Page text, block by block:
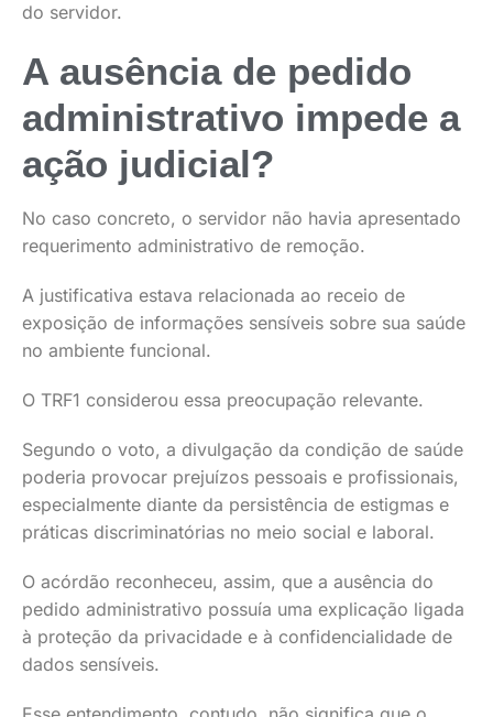
do servidor.
A ausência de pedido
administrativo impede a
ação judicial?
No caso concreto, o servidor não havia apresentado
requerimento administrativo de remoção.
A justificativa estava relacionada ao receio de
exposição de informações sensíveis sobre sua saúde
no ambiente funcional.
O TRF1 considerou essa preocupação relevante.
Segundo o voto, a divulgação da condição de saúde
poderia provocar prejuízos pessoais e profissionais,
especialmente diante da persistência de estigmas e
práticas discriminatórias no meio social e laboral.
O acórdão reconheceu, assim, que a ausência do
pedido administrativo possuía uma explicação ligada
à proteção da privacidade e à confidencialidade de
dados sensíveis.